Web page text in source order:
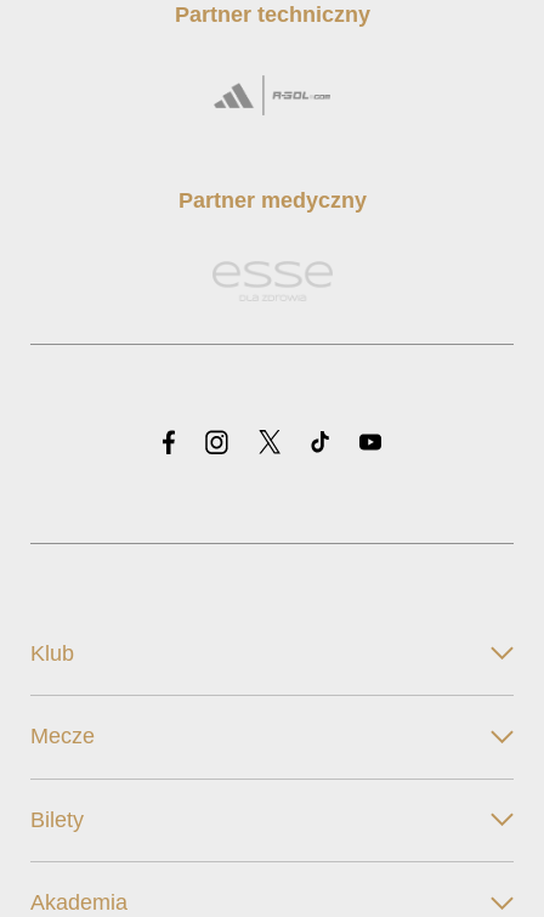
Partner techniczny
Partner medyczny
Klub
Mecze
Bilety
Akademia